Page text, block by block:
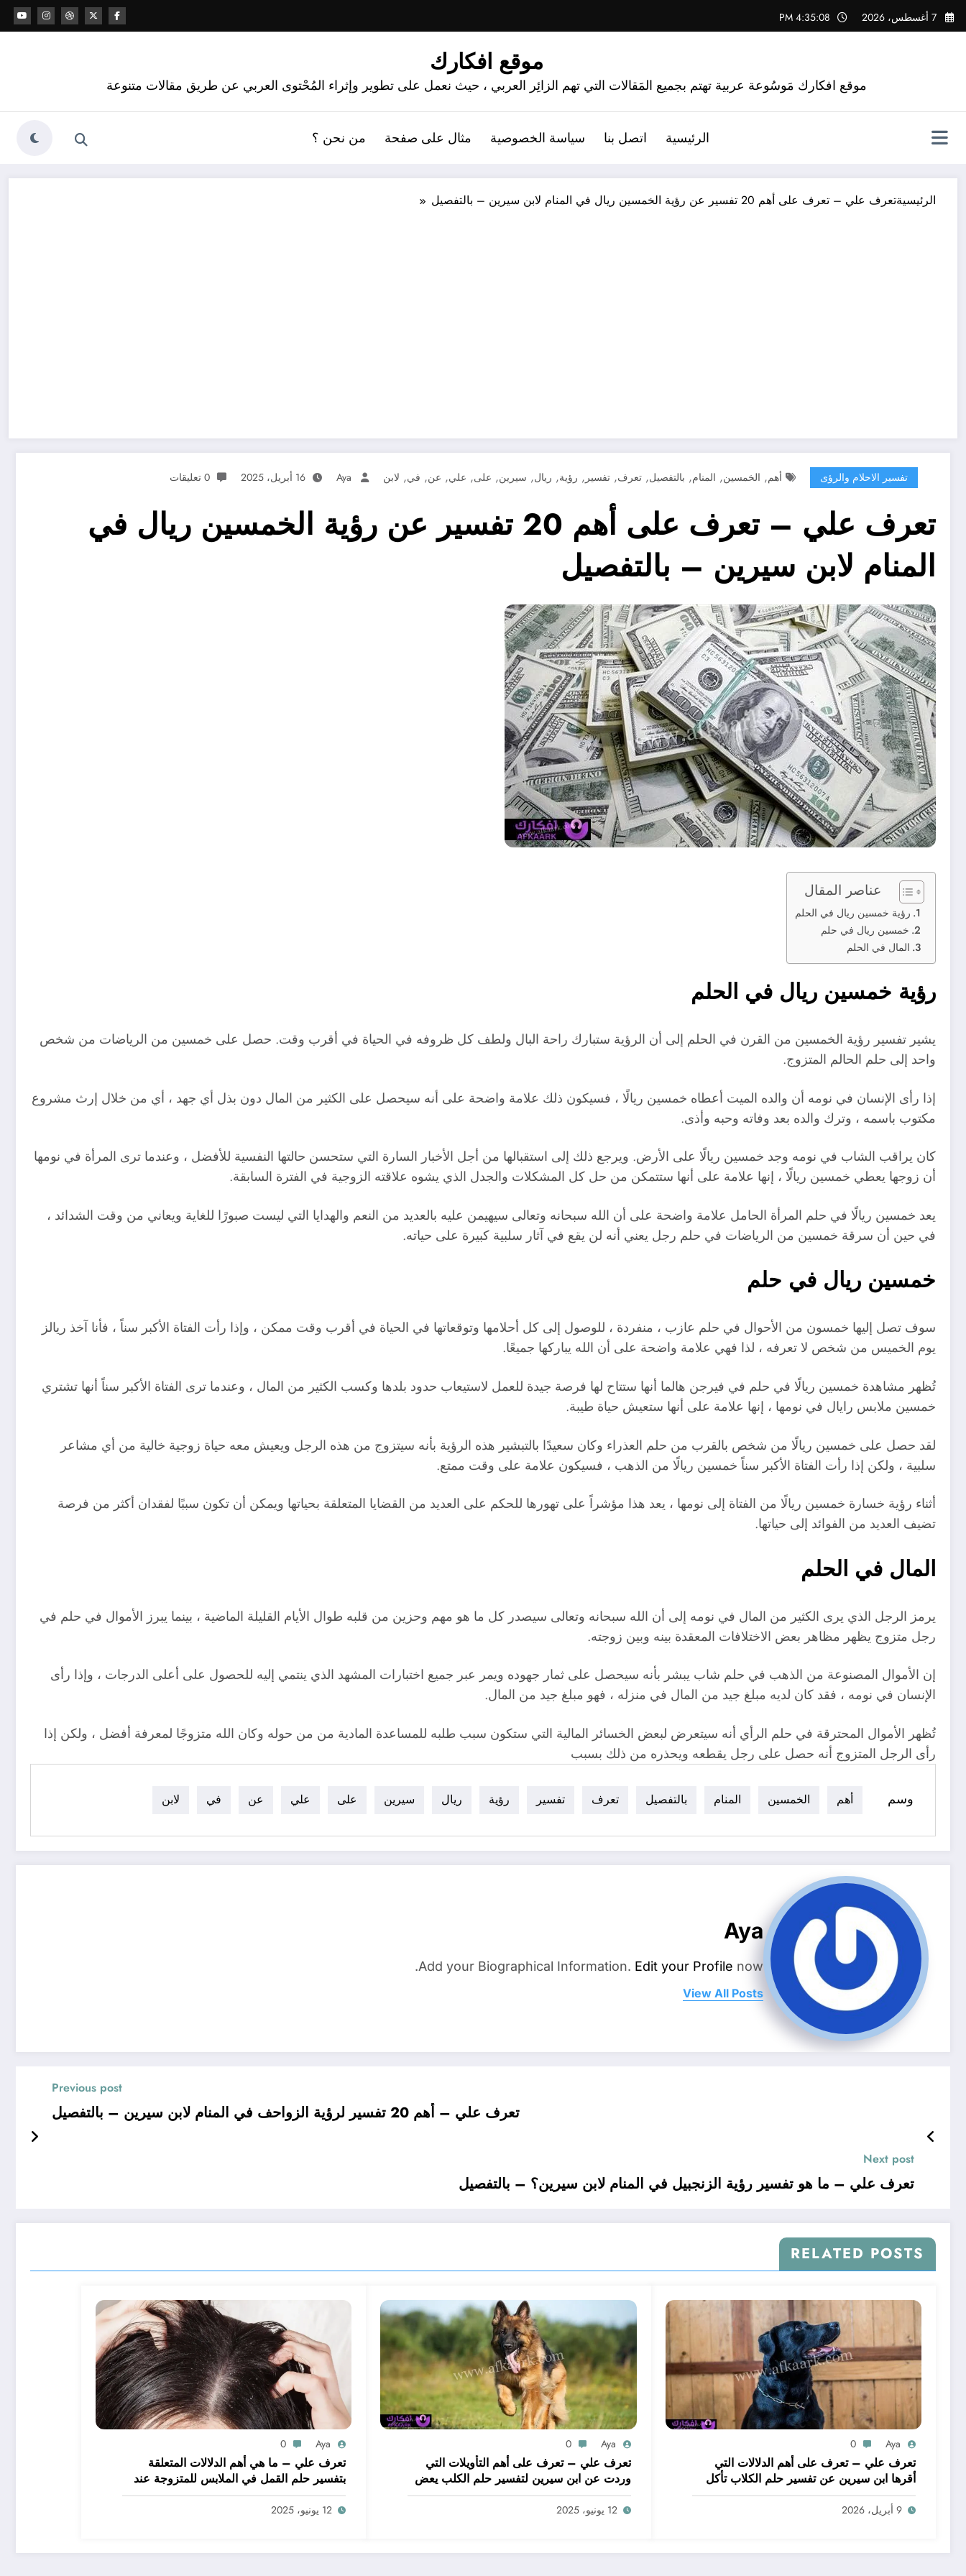
التجاوز
إلى
7 أغسطس، 2026 4:35:09 PM
موقع افكارك
موقع افكارك مَوسُوعة عربية تهتم بجميع المَقالات التي تهم الزائِر العربي ، حيث نعمل على تطوير وإثراء المُحْتوى العربي عن طريق مقالات متنوعة
الرئيسية اتصل بنا سياسة الخصوصية مثال على صفحة من نحن ؟
الرئيسيةتعرف علي – تعرف على أهم 20 تفسير عن رؤية الخمسين ريال في المنام لابن سيرين – بالتفصيل
تفسير الاحلام والرؤى أهم, الخمسين, المنام, بالتفصيل, تعرف, تفسير , رؤية, ريال, سيرين, على, علي, عن, في, لابن Aya 16 أبريل، 2025 0 تعليقات
تعرف علي – تعرف على أهم 20 تفسير عن رؤية الخمسين ريال في
المنام لابن سيرين – بالتفصيل
عناصر المقال
رؤية خمسين ريال في الحلم
خمسين ريال في حلم
المال في الحلم
رؤية خمسين ريال في الحلم
يشير تفسير رؤية الخمسين من القرن في الحلم إلى أن الرؤية ستبارك راحة البال ولطف كل ظروفه في الحياة في أقرب وقت. حصل على خمسين من الرياضات من شخص
واحد إلى حلم الحالم المتزوج.
إذا رأى الإنسان في نومه أن والده الميت أعطاه خمسين ريالًا ، فسيكون ذلك علامة واضحة على أنه سيحصل على الكثير من المال دون بذل أي جهد ، أي من خلال إرث مشروع
مكتوب باسمه ، وترك والده بعد وفاته وحبه وأذى.
كان يراقب الشاب في نومه وجد خمسين ريالًا على الأرض. ويرجع ذلك إلى استقبالها من أجل الأخبار السارة التي ستحسن حالتها النفسية للأفضل ، وعندما ترى المرأة في نومها
أن زوجها يعطي خمسين ريالًا ، إنها علامة على أنها ستتمكن من حل كل المشكلات والجدل الذي يشوه علاقته الزوجية في الفترة السابقة.
يعد خمسين ريالًا في حلم المرأة الحامل علامة واضحة على أن الله سبحانه وتعالى سيهيمن عليه بالعديد من النعم والهدايا التي ليست صبورًا للغاية ويعاني من وقت الشدائد ،
في حين أن سرقة خمسين من الرياضات في حلم رجل يعني أنه لن يقع في آثار سلبية كبيرة على حياته.
خمسين ريال في حلم
سوف تصل إليها خمسون من الأحوال في حلم عازب ، منفردة ، للوصول إلى كل أحلامها وتوقعاتها في الحياة في أقرب وقت ممكن ، وإذا رأت الفتاة الأكبر سناً ، فأنا آخذ ريالز
يوم الخميس من شخص لا تعرفه ، لذا فهي علامة واضحة على أن الله يباركها جميعًا.
تُظهر مشاهدة خمسين ريالًا في حلم في فيرجن هالما أنها ستتاح لها فرصة جيدة للعمل لاستيعاب حدود بلدها وكسب الكثير من المال ، وعندما ترى الفتاة الأكبر سناً أنها تشتري
خمسين ملابس رايال في نومها ، إنها علامة على أنها ستعيش حياة طيبة.
لقد حصل على خمسين ريالًا من شخص بالقرب من حلم العذراء وكان سعيدًا بالتبشير هذه الرؤية بأنه سيتزوج من هذه الرجل ويعيش معه حياة زوجية خالية من أي مشاعر
سلبية ، ولكن إذا رأت الفتاة الأكبر سناً خمسين ريالًا من الذهب ، فسيكون علامة على وقت ممتع.
أثناء رؤية خسارة خمسين ريالًا من الفتاة إلى نومها ، يعد هذا مؤشراً على تهورها للحكم على العديد من القضايا المتعلقة بحياتها ويمكن أن تكون سببًا لفقدان أكثر من فرصة
تضيف العديد من الفوائد إلى حياتها.
المال في الحلم
يرمز الرجل الذي يرى الكثير من المال في نومه إلى أن الله سبحانه وتعالى سيصدر كل ما هو مهم وحزين من قلبه طوال الأيام القليلة الماضية ، بينما يبرز الأموال في حلم في
رجل متزوج يظهر مظاهر بعض الاختلافات المعقدة بينه وبين زوجته.
إن الأموال المصنوعة من الذهب في حلم شاب يبشر بأنه سيحصل على ثمار جهوده ويمر عبر جميع اختبارات المشهد الذي ينتمي إليه للحصول على أعلى الدرجات ، وإذا رأى
الإنسان في نومه ، فقد كان لديه مبلغ جيد من المال في منزله ، فهو مبلغ جيد من المال.
تُظهر الأموال المحترقة في حلم الرأي أنه سيتعرض لبعض الخسائر المالية التي ستكون سبب طلبه للمساعدة المادية من من حوله وكان الله متزوجًا لمعرفة أفضل ، ولكن إذا
رأى الرجل المتزوج أنه حصل على رجل يقطعه ويحذره من ذلك بسبب
وسم أهم الخمسين المنام بالتفصيل تعرف تفسير رؤية ريال سيرين على علي عن في لابن
Aya
Add your Biographical Information. Edit your Profile now.
View All Posts
Previous post
تعرف علي – أهم 20 تفسير لرؤية الزواحف في المنام لابن سيرين – بالتفصيل
Next post
تعرف علي – ما هو تفسير رؤية الزنجبيل في المنام لابن سيرين؟ – بالتفصيل
RELATED POSTS
Aya
0
تعرف علي – تعرف على أهم الدلالات التي
أقرها ابن سيرين عن تفسير حلم الكلاب تأكل
لحم – بالتفصيل
9 أبريل، 2026
Aya
0
تعرف علي – تعرف على أهم التأويلات التي
وردت عن ابن سيرين لتفسير حلم الكلب يعض
يدي – بالتفصيل
12 يونيو، 2025
Aya
0
تعرف علي – ما هي أهم الدلالات المتعلقة
بتفسير حلم القمل في الملابس للمتزوجة عند
ابن سيرين؟ – بالتفصيل
12 يونيو، 2025